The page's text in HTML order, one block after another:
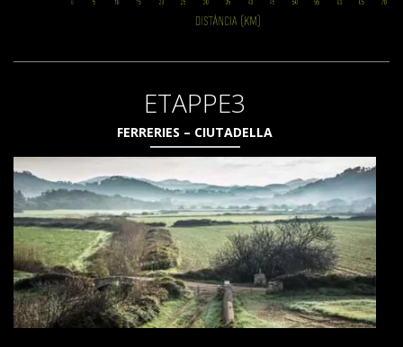
DEUTSCH
CATALÀ
ESPAÑOL
ETAPPE3
FERRERIES – CIUTADELLA